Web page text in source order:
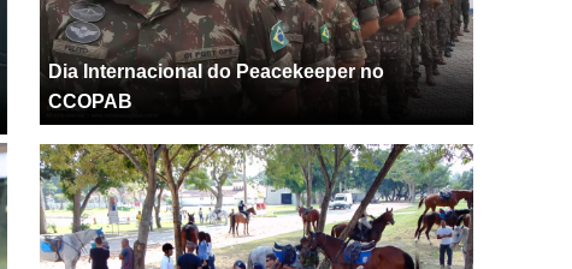
Dia Internacional do Peacekeeper no
CCOPAB